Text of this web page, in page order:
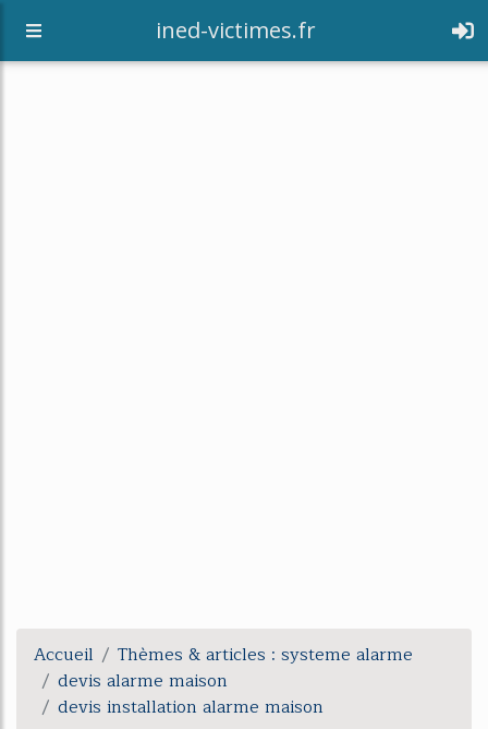
ined-victimes.fr
Accueil
Thèmes & articles : systeme alarme
devis alarme maison
devis installation alarme maison